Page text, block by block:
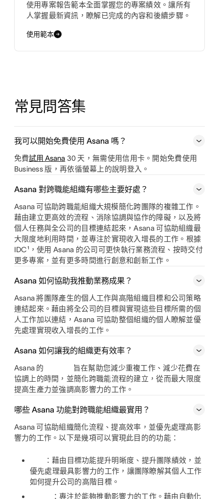
使用專案報告範本全面掌握您的專案績效。讓所有
人掌握最新資訊，瞭解已完成的內容和後續步驟。
使用範本
常見問答集
我可以開始免費使用 Asana 嗎？
免費試用 Asana 30 天，無需使用信用卡。開始免費使用
Business 版，再依循螢幕上的說明登入。
Asana 對跨職能組織有哪些主要好處？
Asana 可協助跨職能組織大規模簡化跨團隊的複雜工作。
藉由建立更高效的流程、消除協調與協作的障礙，以及將
個人任務與全公司的目標連結起來，Asana 可協助組織最
大限度地利用時間，並專注於實現收入增長的工作。根據
IDC¹，使用 Asana 的公司可更快執行業務流程、按時交付
更多專案，並有更多時間進行創意和創新工作。
Asana 如何協助我推動業務成果？
Asana 將團隊產生的個人工作與高階組織目標和公司策略
連結起來。藉由將全公司的目標與實現這些目標所需的個
人工作加以連結，Asana 可協助整個組織的個人瞭解並優
先處理實現收入增長的工作。
Asana 如何讓我的組織更有效率？
Asana 的
旨在幫助您減少重複工作、減少花費在
協調上的時間，並簡化跨職能流程的建立，從而最大限度
提高生產力並強調高影響力的工作。
哪些 Asana 功能對跨職能組織最實用？
Asana 可協助組織簡化流程、提高效率，並優先處理高影
響力的工作。以下是幾項可以實現此目的的功能：
：藉由目標功能提升明晰度、提升團隊績效，並
優先處理最具影響力的工作，讓團隊瞭解其個人工作
如何提升公司的高階目標。
：專注於能夠推動影響力的工作。藉由自動化